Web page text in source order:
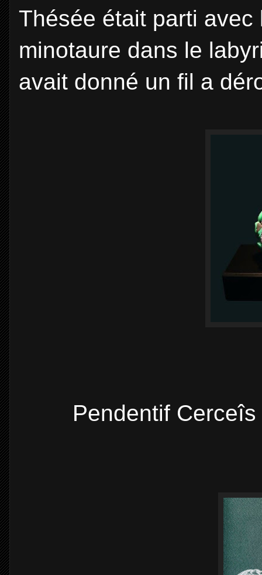
Thésée était parti
minotaure dans le
avait donné un fil a
Pendentif